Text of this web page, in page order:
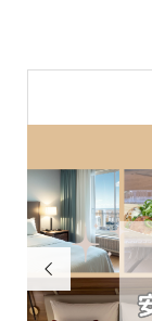
